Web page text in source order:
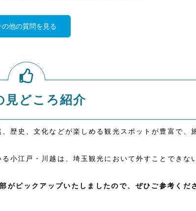
の他の質問を見る
見どころ紹介
歴史、文化などが楽しめる観光スポットが豊富で、
小江戸・川越は、埼玉観光において外すことできな
がピックアップいたしましたので、ぜひご参考くだ